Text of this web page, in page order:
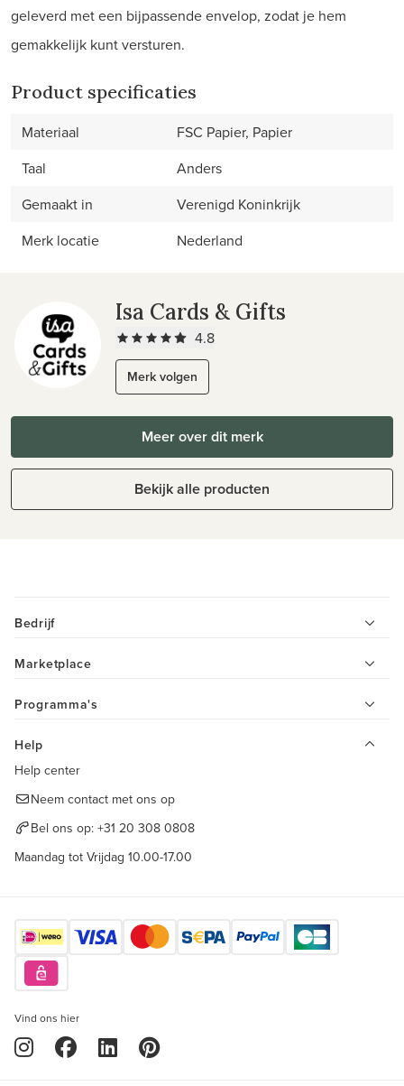
geleverd met een bijpassende envelop, zodat je hem
gemakkelijk kunt versturen.
Product specificaties
Materiaal
FSC Papier, Papier
Taal
Anders
Gemaakt in
Verenigd Koninkrijk
Merk locatie
Nederland
Isa Cards & Gifts
4.8
Merk volgen
Meer over dit merk
Bekijk alle producten
Bedrijf
Marketplace
Programma's
Help
Help center
Neem contact met ons op
Bel ons op: +31 20 308 0808
Maandag tot Vrijdag 10.00-17.00
Vind ons hier